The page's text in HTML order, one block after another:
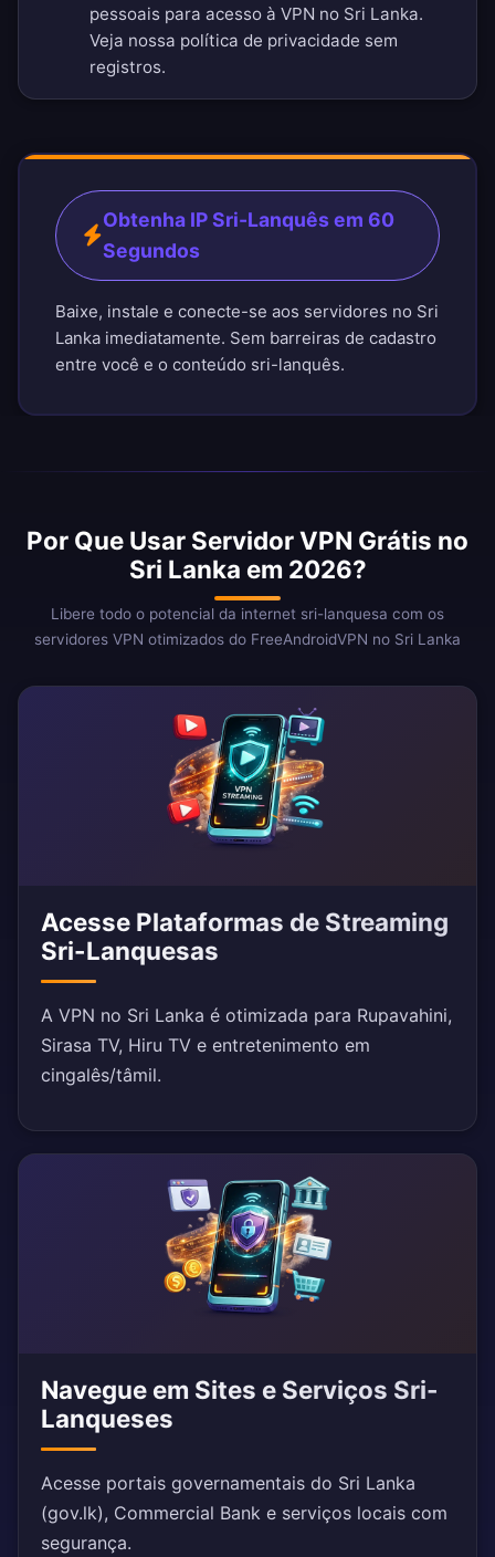
pessoais para acesso à VPN no Sri Lanka.
Veja nossa política de privacidade sem
registros.
Obtenha IP Sri-Lanquês em 60
Segundos
Baixe, instale e conecte-se aos servidores no Sri
Lanka imediatamente. Sem barreiras de cadastro
entre você e o conteúdo sri-lanquês.
Por Que Usar Servidor VPN Grátis no
Sri Lanka em 2026?
Libere todo o potencial da internet sri-lanquesa com os
servidores VPN otimizados do FreeAndroidVPN no Sri Lanka
Acesse Plataformas de Streaming
Sri-Lanquesas
A VPN no Sri Lanka é otimizada para Rupavahini,
Sirasa TV, Hiru TV e entretenimento em
cingalês/tâmil.
Navegue em Sites e Serviços Sri-
Lanqueses
Acesse portais governamentais do Sri Lanka
(gov.lk), Commercial Bank e serviços locais com
segurança.